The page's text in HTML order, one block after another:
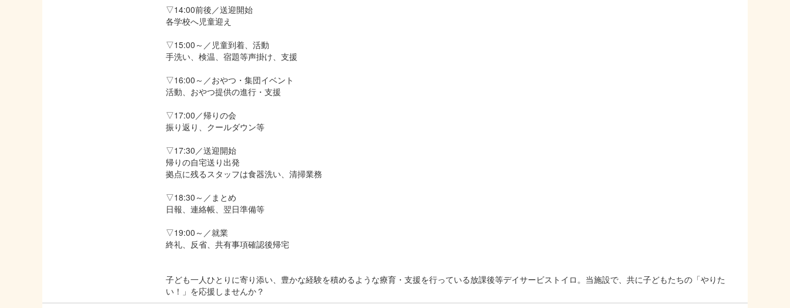
▽14:00前後／送迎開始
各学校へ児童迎え
▽15:00～／児童到着、活動
手洗い、検温、宿題等声掛け、支援
▽16:00～／おやつ・集団イベント
活動、おやつ提供の進行・支援
▽17:00／帰りの会
振り返り、クールダウン等
▽17:30／送迎開始
帰りの自宅送り出発
拠点に残るスタッフは食器洗い、清掃業務
▽18:30～／まとめ
日報、連絡帳、翌日準備等
▽19:00～／就業
終礼、反省、共有事項確認後帰宅
子ども一人ひとりに寄り添い、豊かな経験を積めるような療育・支援を行っている放課後等デイサービストイロ。当施設で、共に子どもたちの「やりた
い！」を応援しませんか？